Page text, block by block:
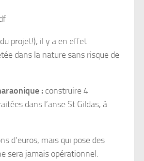
projet!), il y a en effet
dans la nature sans risque de
: construire 4
dans l’anse St Gildas, à
d’euros, mais qui pose des
sera jamais opérationnel.